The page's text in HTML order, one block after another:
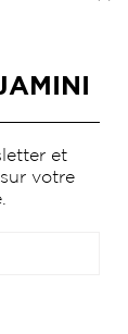
et
votre